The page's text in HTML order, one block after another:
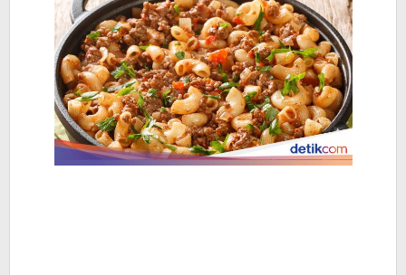
Lezat
Untuk
Makan
Malam